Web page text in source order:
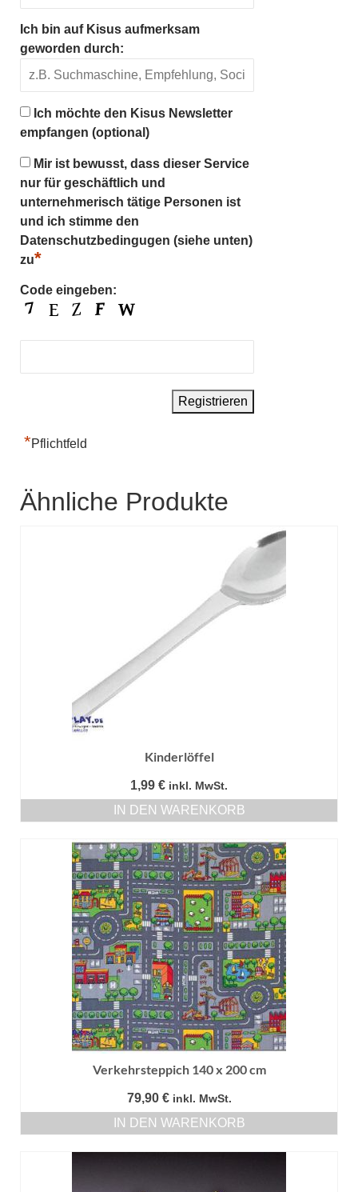
Ich bin auf Kisus aufmerksam
geworden durch:
Ich möchte den Kisus Newsletter
empfangen (optional)
Mir ist bewusst, dass dieser Service
nur für geschäftlich und
unternehmerisch tätige Personen ist
und ich stimme den
Datenschutzbedingugen (siehe unten)
zu*
Code eingeben:
*Pflichtfeld
Ähnliche Produkte
Kinderlöffel
1,99 € inkl. MwSt.
IN DEN WARENKORB
Verkehrsteppich 140 x 200 cm
79,90 € inkl. MwSt.
IN DEN WARENKORB